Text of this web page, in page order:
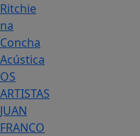
Ritchie
na
Concha
Acústica
OS
ARTISTAS
JUAN
FRANCO